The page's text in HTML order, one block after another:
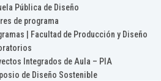
Pública de Diseño
de programa
| Facultad de Producción y Diseño
Integrados de Aula – PIA
de Diseño Sostenible